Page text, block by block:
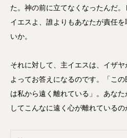
た。神の前に立てなくなったんだ。
イエスよ、誰よりもあなたが責任
いか。
それに対して、主イエスは、イザ
よってお答えになるのです。「こ
は私から遠く離れている」。あな
してこんなに遠く心が離れているの